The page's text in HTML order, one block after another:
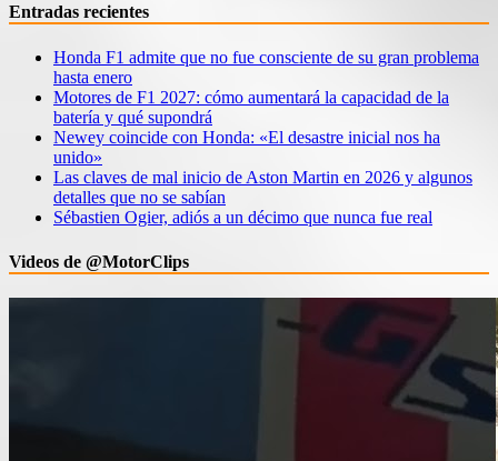
Entradas recientes
Honda F1 admite que no fue consciente de su gran problema
hasta enero
Motores de F1 2027: cómo aumentará la capacidad de la
batería y qué supondrá
Newey coincide con Honda: «El desastre inicial nos ha
unido»
Las claves de mal inicio de Aston Martin en 2026 y algunos
detalles que no se sabían
Sébastien Ogier, adiós a un décimo que nunca fue real
Videos de @MotorClips